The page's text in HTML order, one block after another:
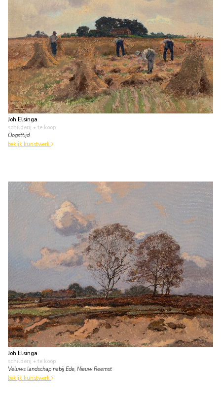
Joh Elsinga
schilderij • te koop
Oogsttijd
bekijk kunstwerk
Joh Elsinga
schilderij • te koop
Veluws landschap nabij Ede, Nieuw Reemst
bekijk kunstwerk